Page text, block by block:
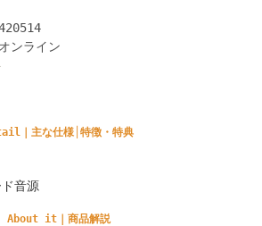
ンライン
｜主な仕様│特徴・特典
音源
About it｜商品解説